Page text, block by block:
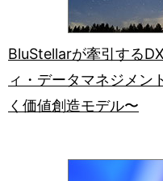
BluStellarが牽引する
ィ・データマネジメン
く価値創造モデル〜